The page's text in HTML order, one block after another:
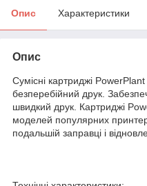
Опис Характеристики
Опис
Сумісні картриджі PowerPlant
безперебійний друк.
швидкий друк. Картриджі
моделей популярних
подальшій заправці і